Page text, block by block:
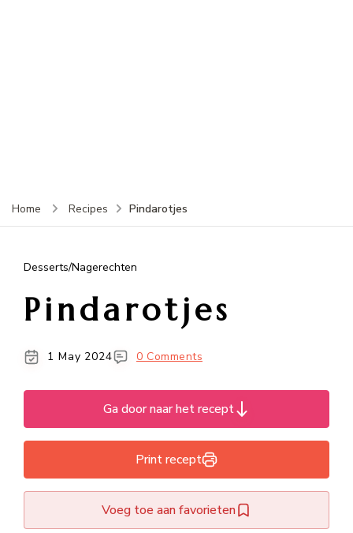
Home Recipes Pindarotjes
Desserts/Nagerechten
Pindarotjes
1 May 2024 0 Comments
Ga door naar het recept
Print recept
Voeg toe aan favorieten